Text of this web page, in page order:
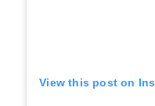
View this post on